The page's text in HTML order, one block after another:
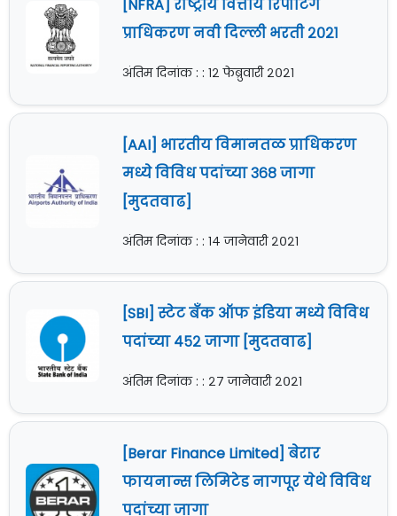
[NFRA] राष्ट्रीय वित्तीय रिपोर्टिंग
प्राधिकरण नवी दिल्ली भरती २०२१
अंतिम दिनांक : : १२ फेब्रुवारी २०२१
[AAI] भारतीय विमानतळ प्राधिकरण
मध्ये विविध पदांच्या ३६८ जागा
[मुदतवाढ]
अंतिम दिनांक : : १४ जानेवारी २०२१
[SBI] स्टेट बँक ऑफ इंडिया मध्ये विविध
पदांच्या ४५२ जागा [मुदतवाढ]
अंतिम दिनांक : : २७ जानेवारी २०२१
[Berar Finance Limited] बेरार
फायनान्स लिमिटेड नागपूर येथे विविध
पदांच्या जागा